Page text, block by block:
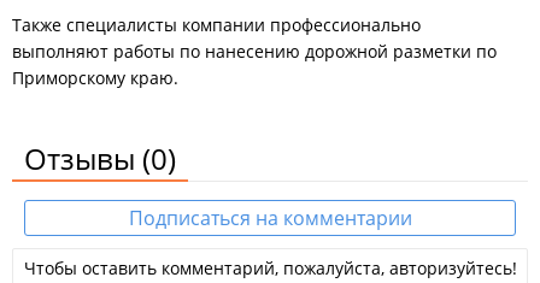
Также специалисты компании профессионально
выполняют работы по нанесению дорожной разметки по
Приморскому краю.
Отзывы (0)
Подписаться на комментарии
Чтобы оставить комментарий, пожалуйста, авторизуйтесь!